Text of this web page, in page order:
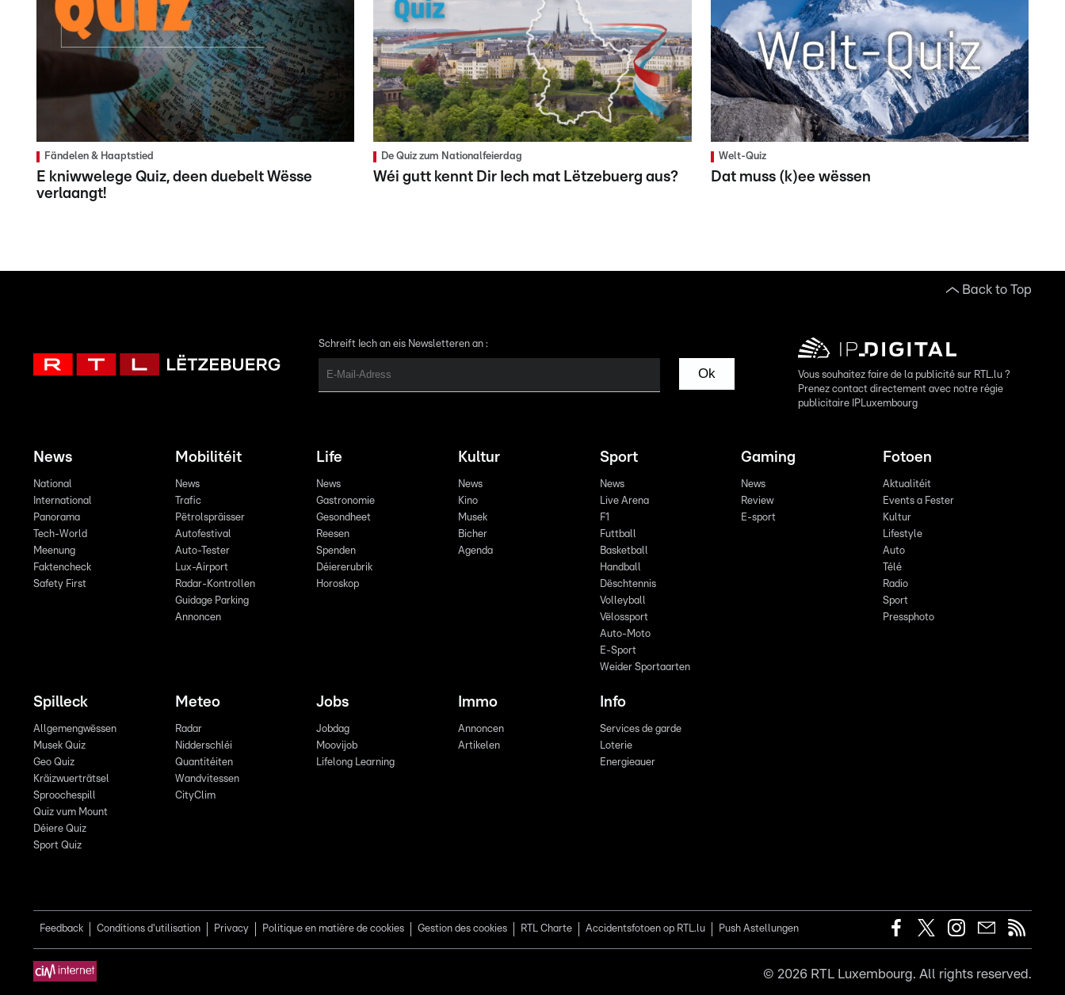
Fändelen & Haaptstied
E kniwwelege Quiz, deen duebelt Wësse
verlaangt!
De Quiz zum Nationalfeierdag
Wéi gutt kennt Dir Iech mat Lëtzebuerg aus?
Welt-Quiz
Dat muss (k)ee wëssen
Back to Top
Schreift Iech an eis Newsletteren an :
Ok
Vous souhaitez faire de la publicité sur RTL.lu ?
Prenez contact directement avec notre régie
publicitaire IPLuxembourg
News
National
International
Panorama
Tech-World
Meenung
Faktencheck
Safety First
Mobilitéit
News
Trafic
Pëtrolspräisser
Autofestival
Auto-Tester
Lux-Airport
Radar-Kontrollen
Guidage Parking
Annoncen
Life
News
Gastronomie
Gesondheet
Reesen
Spenden
Déiererubrik
Horoskop
Kultur
News
Kino
Musek
Bicher
Agenda
Sport
News
Live Arena
F1
Futtball
Basketball
Handball
Dëschtennis
Volleyball
Vëlossport
Auto-Moto
E-Sport
Weider Sportaarten
Gaming
News
Review
E-sport
Fotoen
Aktualitéit
Events a Fester
Kultur
Lifestyle
Auto
Télé
Radio
Sport
Pressphoto
Spilleck
Allgemengwëssen
Musek Quiz
Geo Quiz
Kräizwuerträtsel
Sproochespill
Quiz vum Mount
Déiere Quiz
Sport Quiz
Meteo
Radar
Nidderschléi
Quantitéiten
Wandvitessen
CityClim
Jobs
Jobdag
Moovijob
Lifelong Learning
Immo
Annoncen
Artikelen
Info
Services de garde
Loterie
Energieauer
Feedback Conditions d'utilisation Privacy Politique en matière de cookies Gestion des cookies RTL Charte Accidentsfotoen op RTL.lu Push Astellungen
© 2026 RTL Luxembourg. All rights reserved.